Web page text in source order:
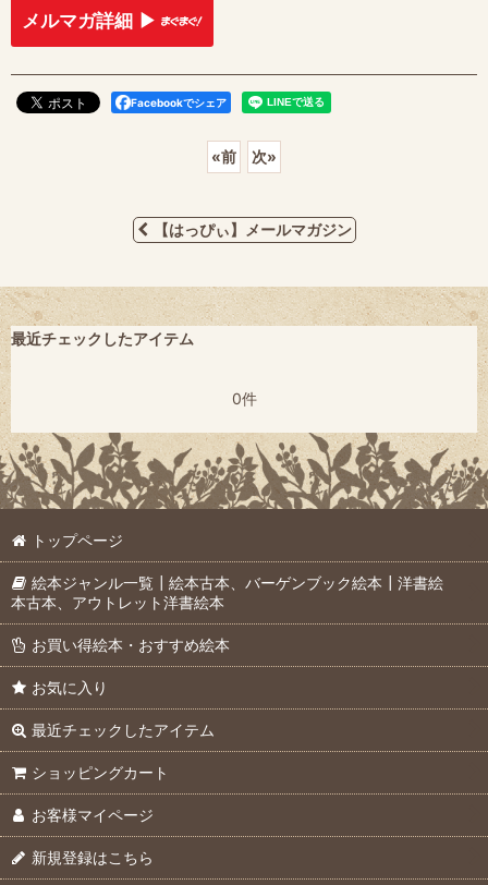
メルマガ詳細 ▶︎
Facebookでシェア
«前 次»
【はっぴぃ】メールマガジン
最近チェックしたアイテム
0件
トップページ
絵本ジャンル一覧┃絵本古本、バーゲンブック絵本┃洋書絵
本古本、アウトレット洋書絵本
お買い得絵本・おすすめ絵本
お気に入り
最近チェックしたアイテム
ショッピングカート
お客様マイページ
新規登録はこちら